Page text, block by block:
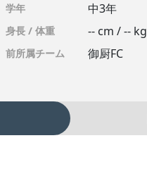
学年 中3年
身長 / 体重 -- cm / -- kg
前所属チーム 御厨FC